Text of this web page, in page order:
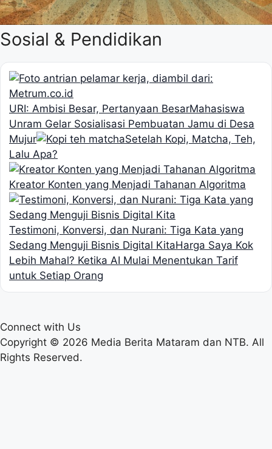
Sosial & Pendidikan
URI: Ambisi Besar, Pertanyaan BesarMahasiswa
Unram Gelar Sosialisasi Pembuatan Jamu di Desa
Mujur
Setelah Kopi, Matcha, Teh,
Lalu Apa?
Kreator Konten yang Menjadi Tahanan Algoritma
Testimoni, Konversi, dan Nurani: Tiga Kata yang
Sedang Menguji Bisnis Digital KitaHarga Saya Kok
Lebih Mahal? Ketika AI Mulai Menentukan Tarif
untuk Setiap Orang
Connect with Us
Copyright © 2026 Media Berita Mataram dan NTB. All
Rights Reserved.